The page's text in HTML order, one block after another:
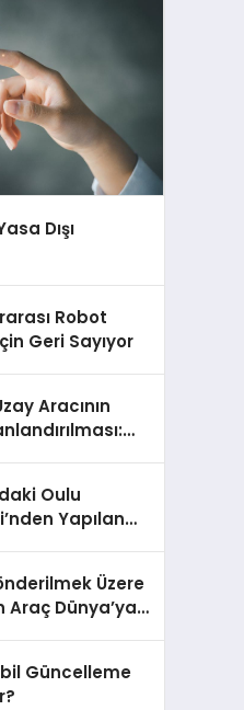
Dışı
Robot
Geri Sayıyor
Aracının
Oulu
Yapılan
Fırtına Yaşandı
Üzere
Dünya’ya
Güncelleme